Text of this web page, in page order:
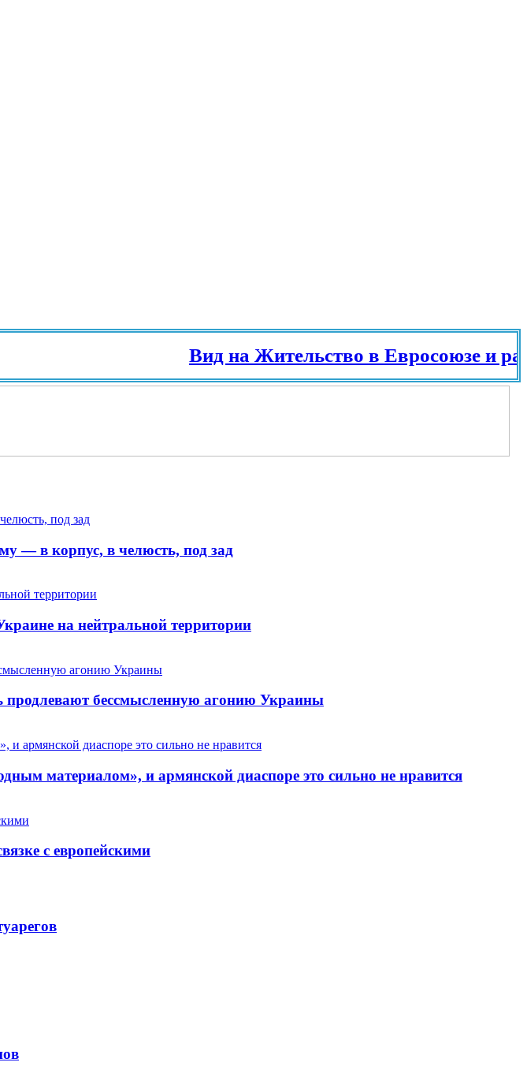
Вид на Жительство в Евросоюзе и разных
— в корпус, в челюсть, под зад
на нейтральной территории
продлевают бессмысленную агонию Украины
материалом», и армянской диаспоре это сильно не нравится
с европейскими